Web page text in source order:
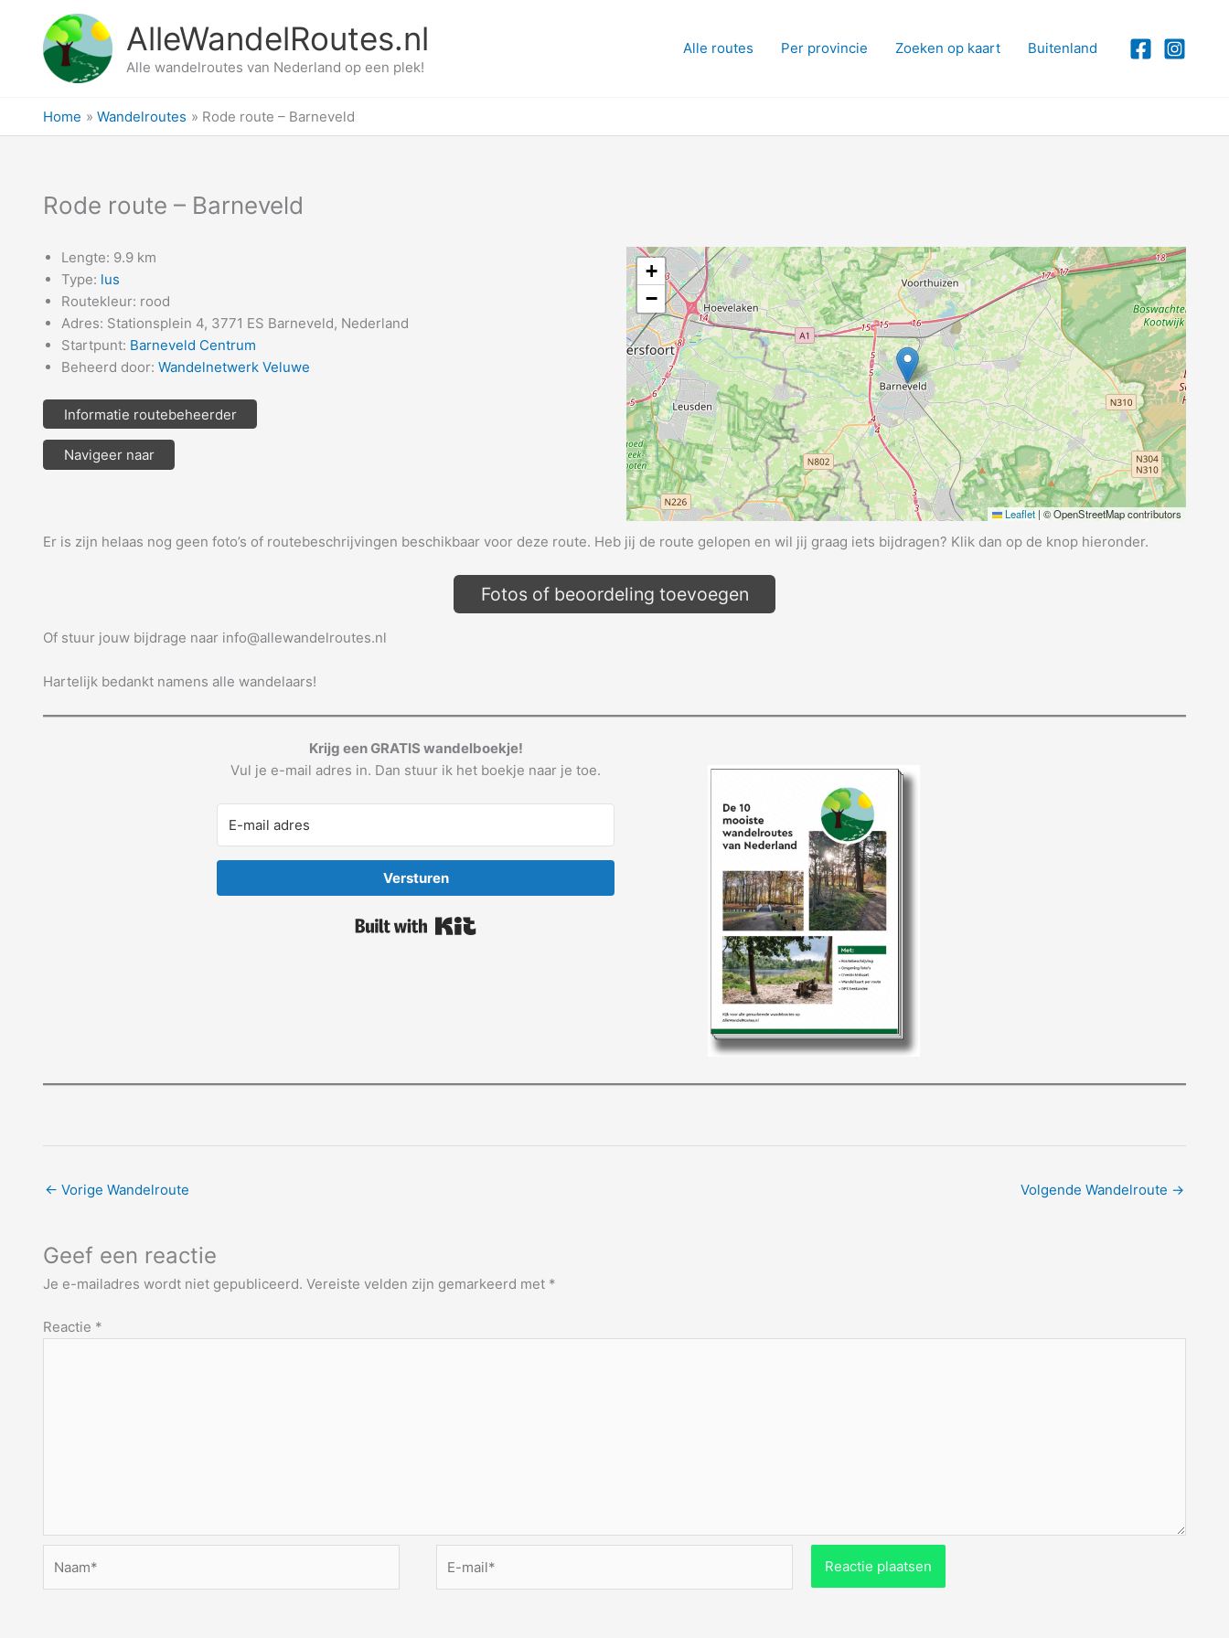
AlleWandelRoutes.nl
Alle wandelroutes van Nederland op een plek!
Alle routes Per provincie Zoeken op kaart Buitenland
Home Wandelroutes Rode route – Barneveld
Rode route – Barneveld
Lengte: 9.9 km
Type: lus
Routekleur: rood
Adres: Stationsplein 4, 3771 ES Barneveld, Nederland
Startpunt: Barneveld Centrum
Beheerd door: Wandelnetwerk Veluwe
Informatie routebeheerder
Navigeer naar
+
−
Leaflet | © OpenStreetMap contributors
Er is zijn helaas nog geen foto’s of routebeschrijvingen beschikbaar voor deze route. Heb jij de route gelopen en wil jij graag iets bijdragen? Klik dan op de knop hieronder.
Fotos of beoordeling toevoegen
Of stuur jouw bijdrage naar info@allewandelroutes.nl
Hartelijk bedankt namens alle wandelaars!
Krijg een GRATIS wandelboekje!
Vul je e-mail adres in. Dan stuur ik het boekje naar je toe.
Versturen
← Vorige Wandelroute Volgende Wandelroute →
Geef een reactie
Je e-mailadres wordt niet gepubliceerd. Vereiste velden zijn gemarkeerd met *
Reactie *
mail*